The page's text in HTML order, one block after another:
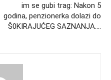
im se gubi trag: Nakon 5
godina, penzionerka dolazi do
Š0KIRAJUĆEG SAZNANJA….